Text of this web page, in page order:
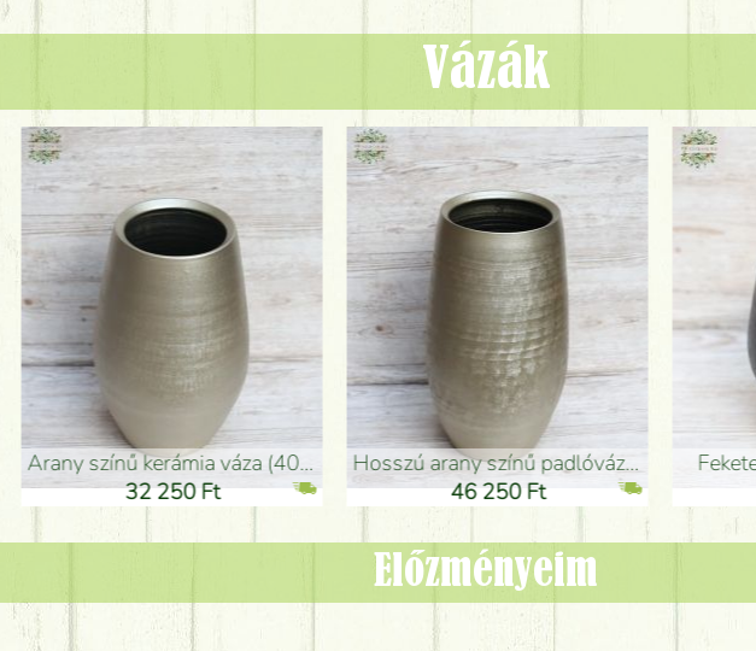
Vázák
hosszú arany színű padlóváza (50x29cm)
46 250 Ft
fekete design váza (15x20cm)
11 250 Ft
Előzményeim